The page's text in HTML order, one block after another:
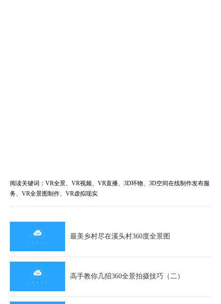
阅读关键词：VR全景、VR视频、VR直播、3D环物、3D空间在线制作发布服
务、VR全景图制作、VR虚拟现实
最美乡村尽在溪头村360度全景图
高手教你几招360全景拍摄技巧（二）